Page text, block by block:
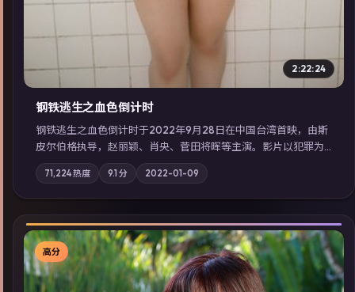
2:22:24
钢铁逃生之血色倒计时
钢铁逃生之血色倒计时于2022年9月28日在中国台湾首映，由斯
皮尔伯格执导，赵丽颖、肖央、菅田将晖等主演。影片以犯罪为
叙事主轴，失踪人口档案牵出跨国灰色产业链；摄影与配乐强化
地域气质；站内亦可通过「国产免费观看高清电视剧在线看」延
展检索同类型高分佳作，畅享高清在线追剧体验。
71,224热度 9.1 分 2022-01-09
高分